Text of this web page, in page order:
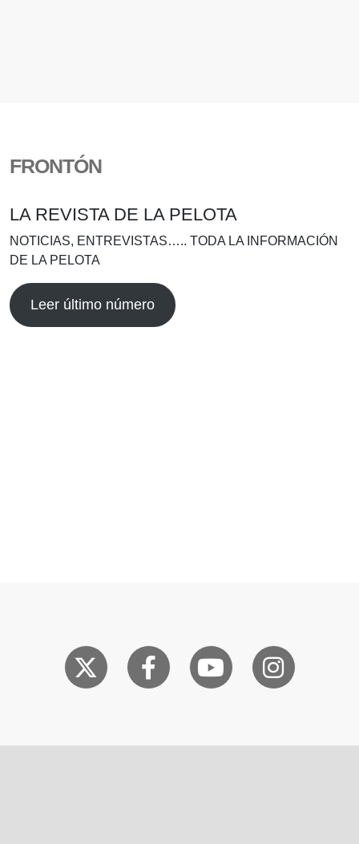
FRONTÓN
LA REVISTA DE LA PELOTA
NOTICIAS, ENTREVISTAS….. TODA LA INFORMACIÓN
DE LA PELOTA
Leer último número